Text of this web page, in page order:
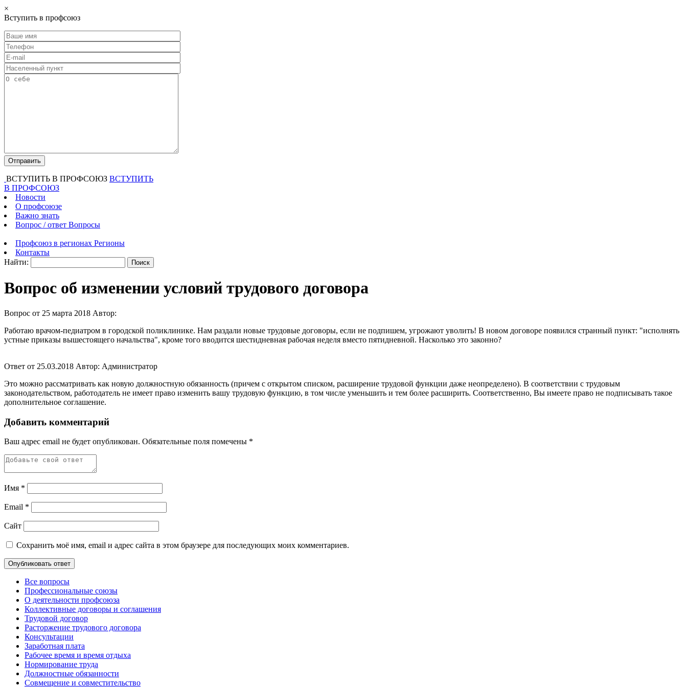
×
Вступить в профсоюз
ВСТУПИТЬ В ПРОФСОЮЗ ВСТУПИТЬ
В ПРОФСОЮЗ
Новости
О профсоюзе
Важно знать
Вопрос / ответ Вопросы
Профсоюз в регионах Регионы
Контакты
Найти:
Вопрос об изменении условий трудового договора
Вопрос от 25 марта 2018 Автор:
Работаю врачом-педиатром в городской поликлинике. Нам раздали новые трудовые договоры, если не подпишем, угрожают уволить! В новом договоре появился странный пункт: "исполнять
устные приказы вышестоящего начальства", кроме того вводится шестидневная рабочая неделя вместо пятидневной. Насколько это законно?
Ответ от 25.03.2018 Автор: Администратор
Это можно рассматривать как новую должностную обязанность (причем с открытом списком, расширение трудовой функции даже неопределено). В соответствии с трудовым
законодательством, работодатель не имеет право изменить вашу трудовую функцию, в том числе уменьшить и тем более расширить. Соответственно, Вы имеете право не подписывать такое
дополнительное соглашение.
Добавить комментарий
Ваш адрес email не будет опубликован. Обязательные поля помечены *
Имя *
Email *
Сайт
Сохранить моё имя, email и адрес сайта в этом браузере для последующих моих комментариев.
Все вопросы
Профессиональные союзы
О деятельности профсоюза
Коллективные договоры и соглашения
Трудовой договор
Расторжение трудового договора
Консультации
Заработная плата
Рабочее время и время отдыха
Нормирование труда
Должностные обязанности
Совмещение и совместительство